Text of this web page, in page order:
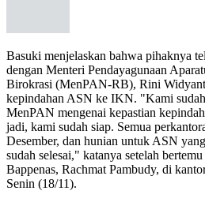
Basuki menjelaskan bahwa pihaknya
dengan Menteri Pendayagunaan
Birokrasi (MenPAN-RB), Rini
kepindahan ASN ke IKN. "Kami
MenPAN mengenai kepastian
jadi, kami sudah siap. Semua
Desember, dan hunian untuk ASN
sudah selesai," katanya setelah
Bappenas, Rachmat Pambudy, di
Senin (18/11).